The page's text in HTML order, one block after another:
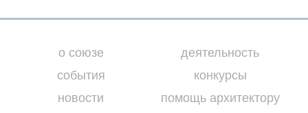
о союзе
события
новости
деятельность
конкурсы
помощь архитектору